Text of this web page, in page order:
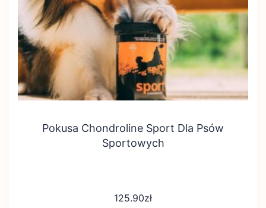
Pokusa Chondroline Sport Dla Psów
Sportowych
125.90zł